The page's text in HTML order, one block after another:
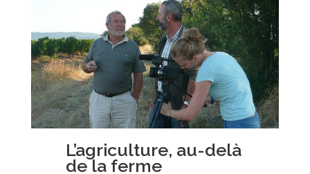
L’agriculture, au-delà
de la ferme